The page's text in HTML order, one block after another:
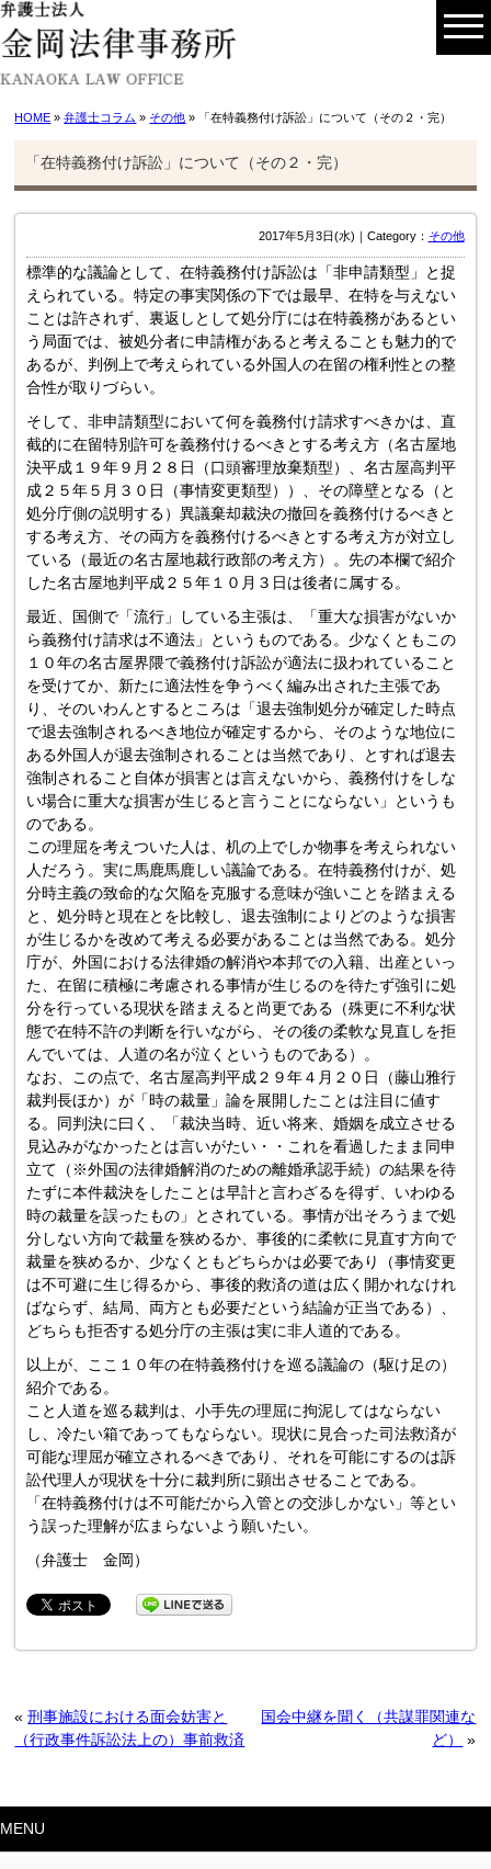
HOME »弁護士コラム » その他 » 「在特義務付け訴訟」について（その２・完）
「在特義務付け訴訟」について（その２・完）
2017年5月3日(水)｜Category： その他
標準的な議論として、在特義務付け訴訟は「非申請類型」と捉
えられている。特定の事実関係の下では最早、在特を与えない
ことは許されず、裏返しとして処分庁には在特義務があるとい
う局面では、被処分者に申請権があると考えることも魅力的で
あるが、判例上で考えられている外国人の在留の権利性との整
合性が取りづらい。
そして、非申請類型において何を義務付け請求すべきかは、直
截的に在留特別許可を義務付けるべきとする考え方（名古屋地
決平成１９年９月２８日（口頭審理放棄類型）、名古屋高判平
成２５年５月３０日（事情変更類型））、その障壁となる（と
処分庁側の説明する）異議棄却裁決の撤回を義務付けるべきと
する考え方、その両方を義務付けるべきとする考え方が対立し
ている（最近の名古屋地裁行政部の考え方）。先の本欄で紹介
した名古屋地判平成２５年１０月３日は後者に属する。
最近、国側で「流行」している主張は、「重大な損害がないか
ら義務付け請求は不適法」というものである。少なくともこの
１０年の名古屋界隈で義務付け訴訟が適法に扱われていること
を受けてか、新たに適法性を争うべく編み出された主張であ
り、そのいわんとするところは「退去強制処分が確定した時点
で退去強制されるべき地位が確定するから、そのような地位に
ある外国人が退去強制されることは当然であり、とすれば退去
強制されること自体が損害とは言えないから、義務付けをしな
い場合に重大な損害が生じると言うことにならない」というも
のである。
この理屈を考えついた人は、机の上でしか物事を考えられない
人だろう。実に馬鹿馬鹿しい議論である。在特義務付けが、処
分時主義の致命的な欠陥を克服する意味が強いことを踏まえる
と、処分時と現在とを比較し、退去強制によりどのような損害
が生じるかを改めて考える必要があることは当然である。処分
庁が、外国における法律婚の解消や本邦での入籍、出産といっ
た、在留に積極に考慮される事情が生じるのを待たず強引に処
分を行っている現状を踏まえると尚更である（殊更に不利な状
態で在特不許の判断を行いながら、その後の柔軟な見直しを拒
んでいては、人道の名が泣くというものである）。
なお、この点で、名古屋高判平成２９年４月２０日（藤山雅行
裁判長ほか）が「時の裁量」論を展開したことは注目に値す
る。同判決に曰く、「裁決当時、近い将来、婚姻を成立させる
見込みがなかったとは言いがたい・・これを看過したまま同申
立て（※外国の法律婚解消のための離婚承認手続）の結果を待
たずに本件裁決をしたことは早計と言わざるを得ず、いわゆる
時の裁量を誤ったもの」とされている。事情が出そろうまで処
分しない方向で裁量を狭めるか、事後的に柔軟に見直す方向で
裁量を狭めるか、少なくともどちらかは必要であり（事情変更
は不可避に生じ得るから、事後的救済の道は広く開かれなけれ
ばならず、結局、両方とも必要だという結論が正当である）、
どちらも拒否する処分庁の主張は実に非人道的である。
以上が、ここ１０年の在特義務付けを巡る議論の（駆け足の）
紹介である。
こと人道を巡る裁判は、小手先の理屈に拘泥してはならない
し、冷たい箱であってもならない。現状に見合った司法救済が
可能な理屈が確立されるべきであり、それを可能にするのは訴
訟代理人が現状を十分に裁判所に顕出させることである。
「在特義務付けは不可能だから入管との交渉しかない」等とい
う誤った理解が広まらないよう願いたい。
（弁護士 金岡）
«刑事施設における面会妨害と
（行政事件訴訟法上の）事前救済
国会中継を聞く（共謀罪関連な
ど）
»
MENU